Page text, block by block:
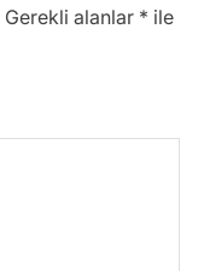
Gerekli alanlar * ile